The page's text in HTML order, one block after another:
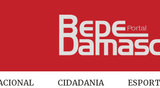
CIDADANIA